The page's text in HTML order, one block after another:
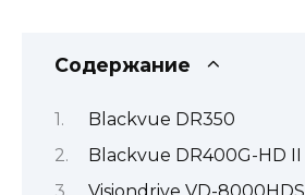
Содержание
Blackvue DR350
Blackvue DR400G-HD II